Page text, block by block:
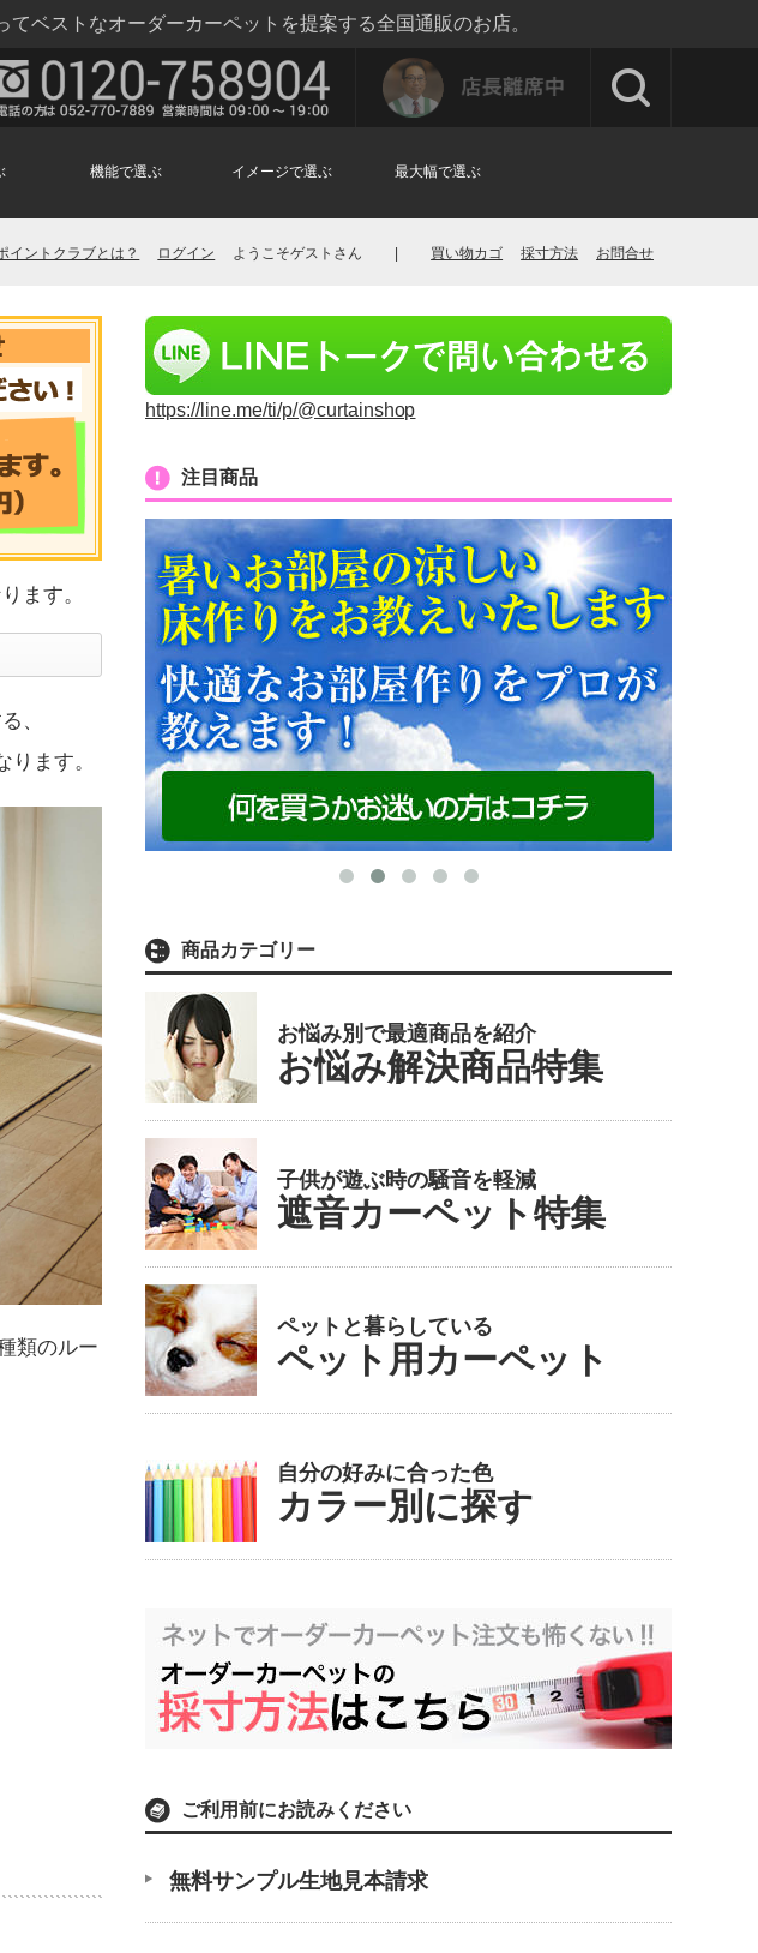
ベストなオーダーカーペットを提案する全国通販のお店。
機能で選ぶ イメージで選ぶ 最大幅で選ぶ
イントクラブとは？ ログイン ようこそゲストさん 買い物カゴ 採寸方法 お問合せ
ます。
、
ます。
類のルー
https://line.me/ti/p/@curtainshop
注目商品
商品カテゴリー
お悩み別で最適商品を紹介
お悩み解決商品特集
子供が遊ぶ時の騒音を軽減
遮音カーペット特集
ペットと暮らしている
ペット用カーペット
自分の好みに合った色
カラー別に探す
ご利用前にお読みください
無料サンプル生地見本請求